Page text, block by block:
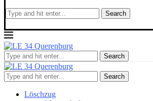
Search
Search
Search
Löschzug